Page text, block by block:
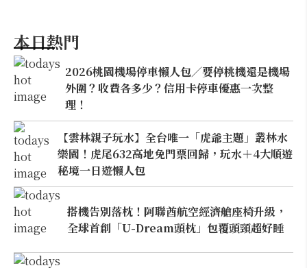
本日熱門
2026桃園機場停車懶人包／要停桃機還是機場
外圍？收費各多少？信用卡停車優惠一次整
理！
【雲林親子玩水】全台唯一「虎爺主題」叢林水
樂園！虎尾632高地免門票回歸，玩水＋4大順遊
秘境一日遊懶人包
搭機告別落枕！阿聯酋航空經濟艙座椅升級，
全球首創「U-Dream頭枕」包覆頭頸超好睡